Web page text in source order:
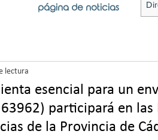
página de noticias
esencial para un
participará en las
de la Provincia de
lectura